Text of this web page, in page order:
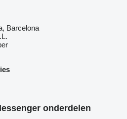
Barcelona
onderdelen